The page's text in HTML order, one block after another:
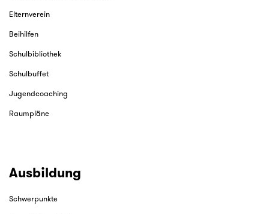
Elternverein
Beihilfen
Schulbibliothek
Schulbuffet
Jugendcoaching
Raumpläne
Ausbildung
Schwerpunkte